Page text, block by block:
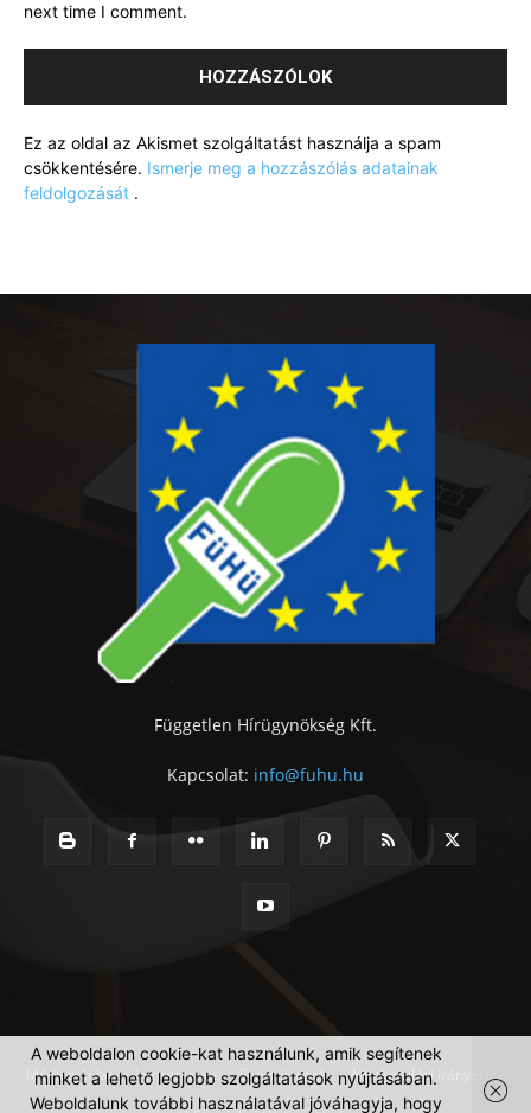
next time I comment.
Ez az oldal az Akismet szolgáltatást használja a spam
csökkentésére. Ismerje meg a hozzászólás adatainak
feldolgozását .
Független Hírügynökség Kft.
Kapcsolat: info@fuhu.hu
Médiaajánlat Impresszum Szerzői jogok Adatkezelési irányelvek
A weboldalon cookie-kat használunk, amik segítenek
minket a lehető legjobb szolgáltatások nyújtásában.
Weboldalunk további használatával jóváhagyja, hogy